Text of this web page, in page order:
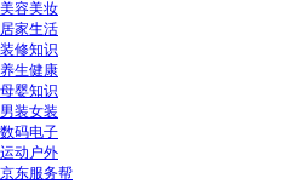
美容美妆
居家生活
装修知识
养生健康
母婴知识
男装女装
数码电子
运动户外
京东服务帮